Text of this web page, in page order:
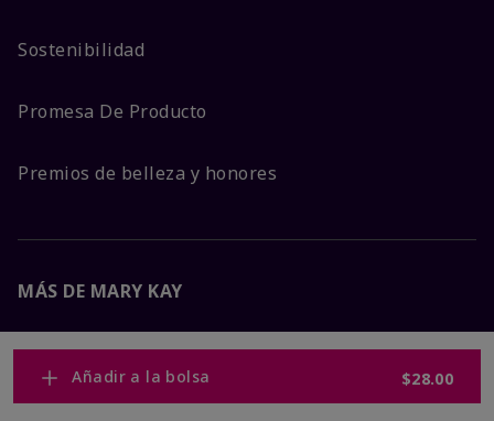
Añadir a la bolsa $28.00
Sostenibilidad
Promesa De Producto
Premios de belleza y honores
MÁS DE MARY KAY
Carreras Corporativas